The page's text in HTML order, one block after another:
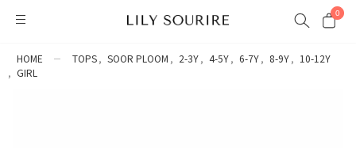
0
HOME TOPS SOOR PLOOM 2-3Y 4-5Y 6-7Y 8-9Y
10-12Y
GIRL